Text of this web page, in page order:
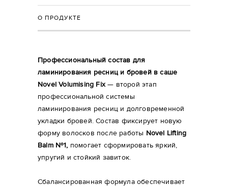
О ПРОДУКТЕ
Профессиональный состав для
ламинирования ресниц и бровей в саше
Novel Volumising Fix— второй этап
профессиональной системы
ламинирования ресниц и долговременной
укладки бровей. Состав фиксирует новую
форму волосков после работы Novel Lifting
Balm №1, помогает сформировать яркий,
упругий и стойкий завиток.
Сбалансированная формула обеспечивает